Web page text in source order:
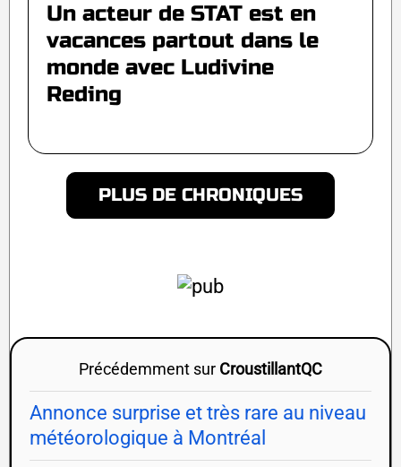
Un acteur de STAT est en
vacances partout dans le
monde avec Ludivine
Reding
PLUS DE CHRONIQUES
Précédemment sur CroustillantQC
Annonce surprise et très rare au niveau
météorologique à Montréal